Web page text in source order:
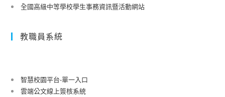
全國高級中等學校學生事務資訊暨活動網站
教職員系統
智慧校園平台-單一入口
雲端公文線上簽核系統